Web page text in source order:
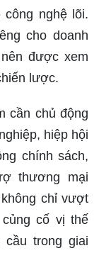
nghệ lõi.
cho doanh
được xem
lược.
cần chủ động
hiệp hội
chính sách,
thương mại
chỉ vượt
cố vị thế
trong giai